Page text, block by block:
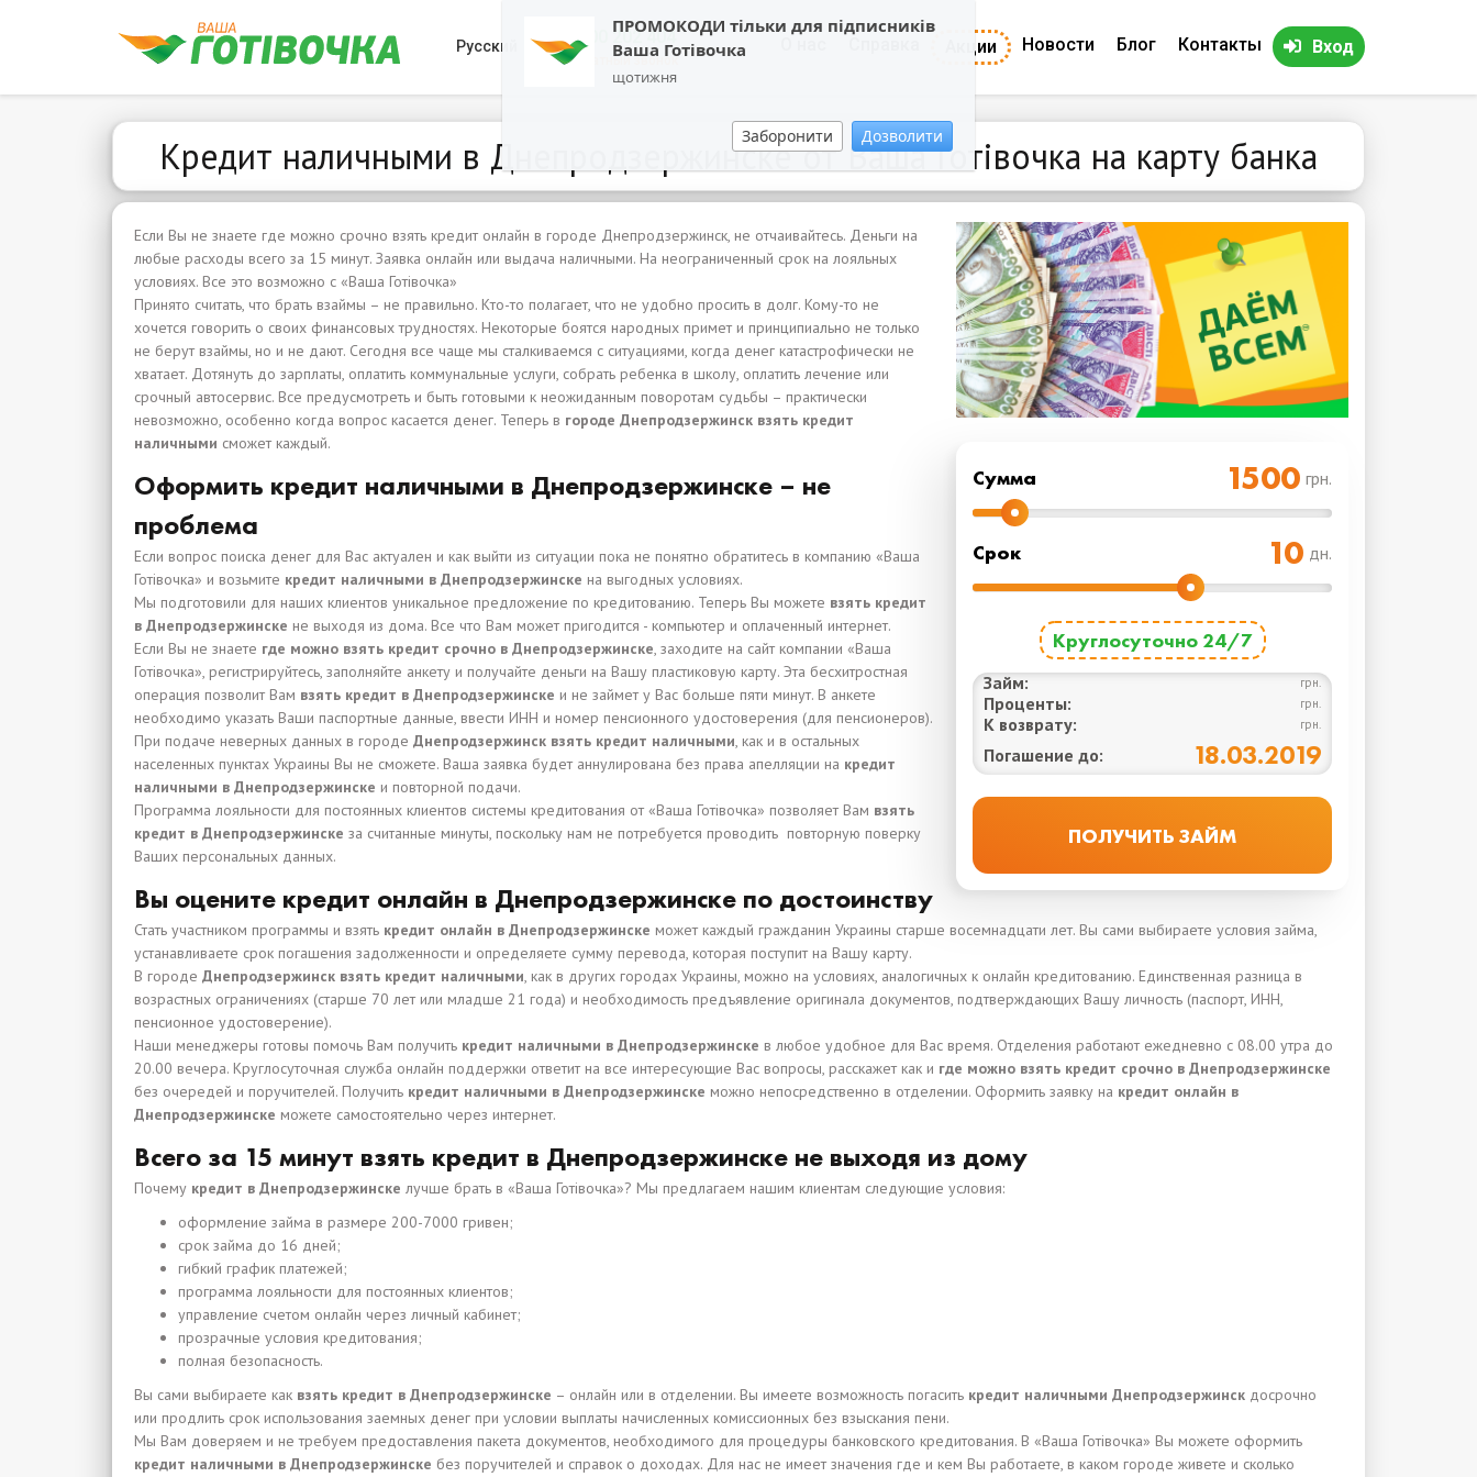
ПРОМОКОДИ тільки для підписників
Ваша Готівочка
щотижня
Заборонити Дозволити
Русский 0800 202 404
Обратный звонок
Акции Новости Блог Контакты Вход
Кредит наличными в Днепродзержинске от Ваша Готівочка на карту банка
Cумма грн.
Срок дн.
Круглосуточно 24/7
Займ: грн.
Проценты: грн.
К возврату: грн.
Погашение до: 18.03.2019
Если Вы не знаете где можно срочно взять кредит онлайн в городе Днепродзержинск, не отчаивайтесь. Деньги на
любые расходы всего за 15 минут. Заявка онлайн или выдача наличными. На неограниченный срок на лояльных
условиях. Все это возможно с «Ваша Готівочка»
Принято считать, что брать взаймы – не правильно. Кто-то полагает, что не удобно просить в долг. Кому-то не
хочется говорить о своих финансовых трудностях. Некоторые боятся народных примет и принципиально не только
не берут взаймы, но и не дают. Сегодня все чаще мы сталкиваемся с ситуациями, когда денег катастрофически не
хватает. Дотянуть до зарплаты, оплатить коммунальные услуги, собрать ребенка в школу, оплатить лечение или
срочный автосервис. Все предусмотреть и быть готовыми к неожиданным поворотам судьбы – практически
невозможно, особенно когда вопрос касается денег. Теперь в городе Днепродзержинск взять кредит
наличными сможет каждый.
Оформить кредит наличными в Днепродзержинске – не
проблема
Если вопрос поиска денег для Вас актуален и как выйти из ситуации пока не понятно обратитесь в компанию «Ваша
Готівочка» и возьмите кредит наличными в Днепродзержинске на выгодных условиях.
Мы подготовили для наших клиентов уникальное предложение по кредитованию. Теперь Вы можете взять кредит
в Днепродзержинске не выходя из дома. Все что Вам может пригодится - компьютер и оплаченный интернет.
Если Вы не знаете где можно взять кредит срочно в Днепродзержинске, заходите на сайт компании «Ваша
Готівочка», регистрируйтесь, заполняйте анкету и получайте деньги на Вашу пластиковую карту. Эта бесхитростная
операция позволит Вам взять кредит в Днепродзержинске и не займет у Вас больше пяти минут. В анкете
необходимо указать Ваши паспортные данные, ввести ИНН и номер пенсионного удостоверения (для пенсионеров).
При подаче неверных данных в городе Днепродзержинск взять кредит наличными, как и в остальных
населенных пунктах Украины Вы не сможете. Ваша заявка будет аннулирована без права апелляции на кредит
наличными в Днепродзержинске и повторной подачи.
Программа лояльности для постоянных клиентов системы кредитования от «Ваша Готівочка» позволяет Вам взять
кредит в Днепродзержинске за считанные минуты, поскольку нам не потребуется проводить повторную поверку
Ваших персональных данных.
Вы оцените кредит онлайн в Днепродзержинске по достоинству
Стать участником программы и взять кредит онлайн в Днепродзержинске может каждый гражданин Украины старше восемнадцати лет. Вы сами выбираете условия займа,
устанавливаете срок погашения задолженности и определяете сумму перевода, которая поступит на Вашу карту.
В городе Днепродзержинск взять кредит наличными, как в других городах Украины, можно на условиях, аналогичных к онлайн кредитованию. Единственная разница в
возрастных ограничениях (старше 70 лет или младше 21 года) и необходимость предъявление оригинала документов, подтверждающих Вашу личность (паспорт, ИНН,
пенсионное удостоверение).
Наши менеджеры готовы помочь Вам получить кредит наличными в Днепродзержинске в любое удобное для Вас время. Отделения работают ежедневно с 08.00 утра до
20.00 вечера. Круглосуточная служба онлайн поддержки ответит на все интересующие Вас вопросы, расскажет как и где можно взять кредит срочно в Днепродзержинске
без очередей и поручителей. Получить кредит наличными в Днепродзержинске можно непосредственно в отделении. Оформить заявку на кредит онлайн в
Днепродзержинске можете самостоятельно через интернет.
Всего за 15 минут взять кредит в Днепродзержинске не выходя из дому
Почему кредит в Днепродзержинске лучше брать в «Ваша Готівочка»? Мы предлагаем нашим клиентам следующие условия:
оформление займа в размере 200-7000 гривен;
срок займа до 16 дней;
гибкий график платежей;
программа лояльности для постоянных клиентов;
управление счетом онлайн через личный кабинет;
прозрачные условия кредитования;
полная безопасность.
Вы сами выбираете как взять кредит в Днепродзержинске – онлайн или в отделении. Вы имеете возможность погасить кредит наличными Днепродзержинск досрочно
или продлить срок использования заемных денег при условии выплаты начисленных комиссионных без взыскания пени.
Мы Вам доверяем и не требуем предоставления пакета документов, необходимого для процедуры банковского кредитования. В «Ваша Готівочка» Вы можете оформить
кредит наличными в Днепродзержинске без поручителей и справок о доходах. Для нас не имеет значения где и кем Вы работаете, в каком городе живете и сколько